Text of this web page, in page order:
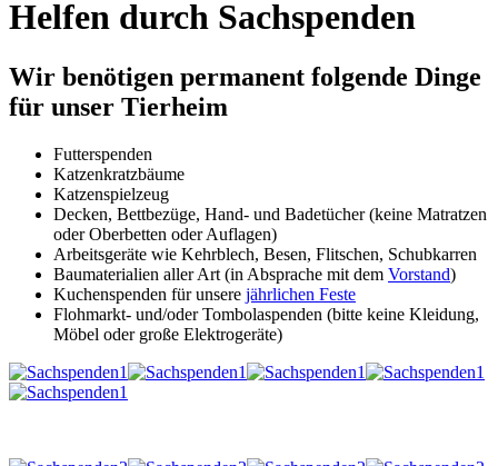
Helfen durch Sachspenden
Wir benötigen permanent folgende Dinge
für unser Tierheim
Futterspenden
Katzenkratzbäume
Katzenspielzeug
Decken, Bettbezüge, Hand- und Badetücher (keine Matratzen
oder Oberbetten oder Auflagen)
Arbeitsgeräte wie Kehrblech, Besen, Flitschen, Schubkarren
Baumaterialien aller Art (in Absprache mit dem Vorstand)
Kuchenspenden für unsere jährlichen Feste
Flohmarkt- und/oder Tombolaspenden (bitte keine Kleidung,
Möbel oder große Elektrogeräte)